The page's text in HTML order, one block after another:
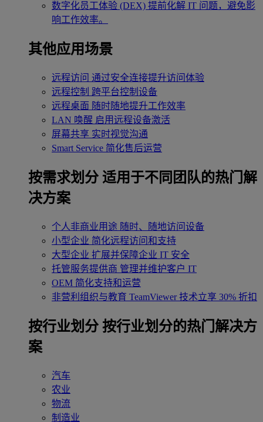
数字化员工体验 (DEX) 提前化解 IT 问题，避免影
响工作效率。
其他应用场景
远程访问 通过安全连接提升访问体验
远程控制 跨平台控制设备
远程桌面 随时随地提升工作效率
LAN 唤醒 启用远程设备激活
屏幕共享 实时视觉沟通
Smart Service 简化售后运营
按需求划分 适用于不同团队的热门解
决方案
个人非商业用途 随时、随地访问设备
小型企业 简化远程访问和支持
大型企业 扩展并保障企业 IT 安全
托管服务提供商 管理并维护客户 IT
OEM 简化支持和运营
非营利组织与教育 TeamViewer 技术立享 30% 折扣
‌按行业划分 按行业划分的热门解决方
案
汽车
农业
物流
制造业